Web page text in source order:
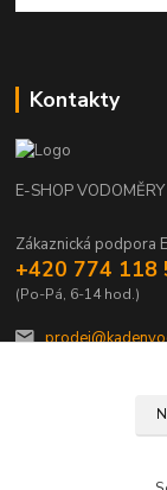
Kontakty
E-SHOP
Zákaznická podpora
+420 774 118
(Po-Pá, 6-14 hod.)